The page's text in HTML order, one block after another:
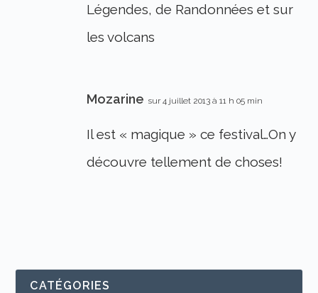
Légendes, de Randonnées et sur
les volcans
Mozarine sur 4 juillet 2013 à 11 h 05 min
Il est « magique » ce festival…On y
découvre tellement de choses!
CATÉGORIES